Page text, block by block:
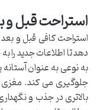
استراحت قبل و
استراحت کافی قبل و
دهد تا اطلاعات جدید را
به نوعی به عنوان
جلوگیری می کند. مغزی
بالاتری در جذب و